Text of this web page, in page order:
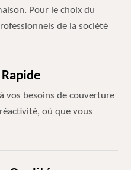
Pour le choix du
de la société
vos besoins de couverture
où que vous